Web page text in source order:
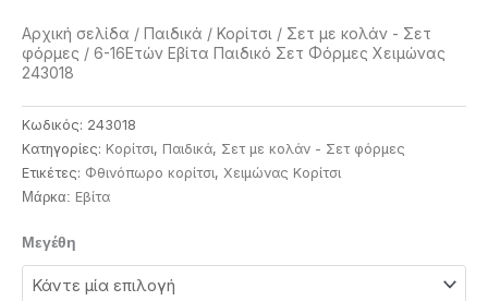
Αρχική σελίδα / Παιδικά / Κορίτσι / Σετ με κολάν - Σετ
φόρμες / 6-16Ετών Εβίτα Παιδικό Σετ Φόρμες Χειμώνας
243018
Κωδικός: 243018
Κατηγορίες: Κορίτσι, Παιδικά, Σετ με κολάν - Σετ φόρμες
Ετικέτες: Φθινόπωρο κορίτσι, Χειμώνας Κορίτσι
Μάρκα: Eβίτα
Μεγέθη
6-
16Ετών
Εβίτα